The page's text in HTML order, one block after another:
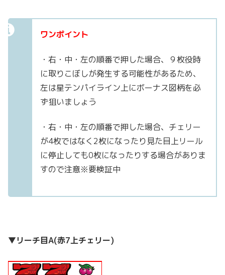
ワンポイント
・右・中・左の順番で押した場合、９枚役時
に取りこぼしが発生する可能性があるため、
左は星テンパイライン上にボーナス図柄を必
ず狙いましょう
・右・中・左の順番で押した場合、チェリー
が4枚ではなく2枚になったり見た目上リール
に停止しても0枚になったりする場合がありま
すので注意※要検証中
▼リーチ目A(赤7上チェリー)